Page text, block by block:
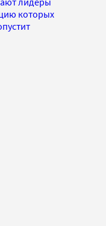
которых